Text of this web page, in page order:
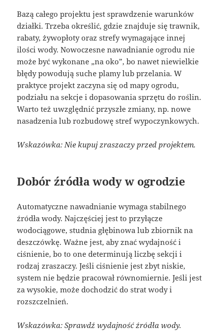
Bazą całego projektu jest sprawdzenie warunków
działki. Trzeba określić, gdzie znajduje się trawnik,
rabaty, żywopłoty oraz strefy wymagające innej
ilości wody. Nowoczesne nawadnianie ogrodu nie
może być wykonane „na oko”, bo nawet niewielkie
błędy powodują suche plamy lub przelania. W
praktyce projekt zaczyna się od mapy ogrodu,
podziału na sekcje i dopasowania sprzętu do roślin.
Warto też uwzględnić przyszłe zmiany, np. nowe
nasadzenia lub rozbudowę stref wypoczynkowych.
Wskazówka: Nie kupuj zraszaczy przed projektem.
Dobór źródła wody w ogrodzie
Automatyczne nawadnianie wymaga stabilnego
źródła wody. Najczęściej jest to przyłącze
wodociągowe, studnia głębinowa lub zbiornik na
deszczówkę. Ważne jest, aby znać wydajność i
ciśnienie, bo to one determinują liczbę sekcji i
rodzaj zraszaczy. Jeśli ciśnienie jest zbyt niskie,
system nie będzie pracował równomiernie. Jeśli jest
za wysokie, może dochodzić do strat wody i
rozszczelnień.
Wskazówka: Sprawdź wydajność źródła wody.